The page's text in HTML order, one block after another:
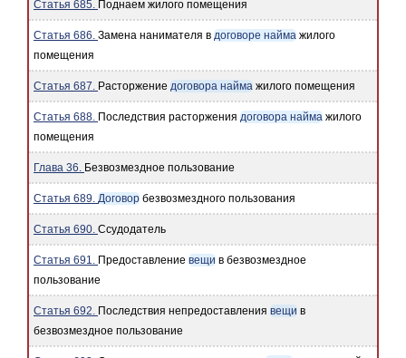
Статья 685. Поднаем жилого помещения
Статья 686. Замена нанимателя в договоре найма жилого
помещения
Статья 687. Расторжение договора найма жилого помещения
Статья 688. Последствия расторжения договора найма жилого
помещения
Глава 36. Безвозмездное пользование
Статья 689. Договор безвозмездного пользования
Статья 690. Ссудодатель
Статья 691. Предоставление вещи в безвозмездное
пользование
Статья 692. Последствия непредоставления вещи в
безвозмездное пользование